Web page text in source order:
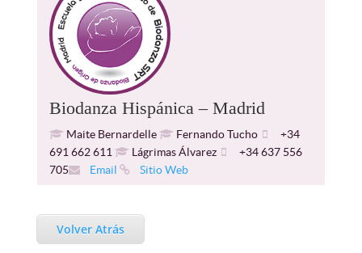
Biodanza Hispánica – Madrid
Maite Bernardelle Fernando Tucho
+34
691 662 611
Lágrimas Álvarez
+34 637 556
705
Email Sitio Web
Volver Atrás